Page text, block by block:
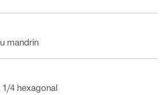
mandrin
4 hexagonal